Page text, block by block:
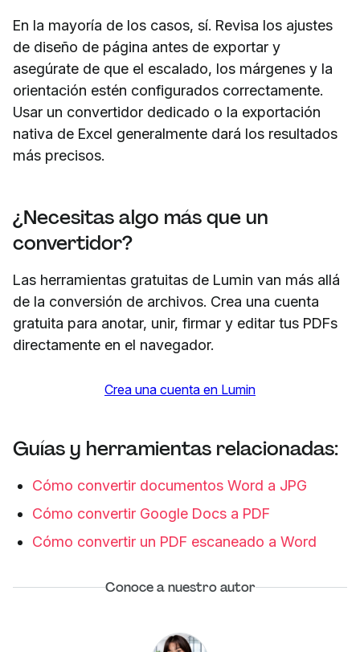
En la mayoría de los casos, sí. Revisa los ajustes
de diseño de página antes de exportar y
asegúrate de que el escalado, los márgenes y la
orientación estén configurados correctamente.
Usar un convertidor dedicado o la exportación
nativa de Excel generalmente dará los resultados
más precisos.
¿Necesitas algo más que un
convertidor?
Las herramientas gratuitas de Lumin van más allá
de la conversión de archivos. Crea una cuenta
gratuita para anotar, unir, firmar y editar tus PDFs
directamente en el navegador.
Crea una cuenta en Lumin
Guías y herramientas relacionadas:
Cómo convertir documentos Word a JPG
Cómo convertir Google Docs a PDF
Cómo convertir un PDF escaneado a Word
Conoce a nuestro autor